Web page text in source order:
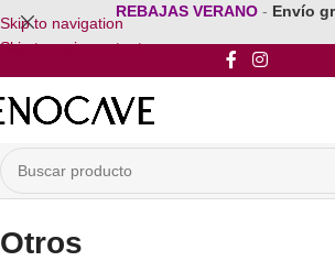
Skip to navigation
Skip to main content
REBAJAS VERANO - Envío
Otros